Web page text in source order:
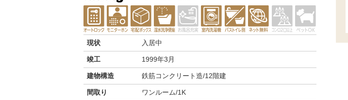
現状 入居中
竣工 1999年3月
建物構造 鉄筋コンクリート造/12階建
間取り ワンルーム/1K